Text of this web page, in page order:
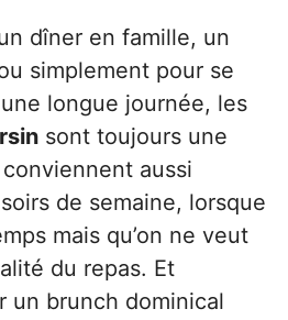
dîner en famille, un
simplement pour se
longue journée, les
sont toujours une
aussi
de semaine, lorsque
mais qu’on ne veut
du repas. Et
un brunch dominical